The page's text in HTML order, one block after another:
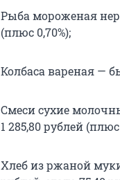
Рыба мороженая
(плюс 0,70%);
Колбаса вареная —
Смеси сухие
1 285,80 рублей (плюс
Хлеб из ржаной